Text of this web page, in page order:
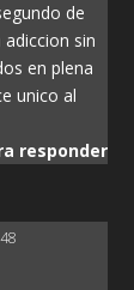
de
sin
en plena
unico al
responder